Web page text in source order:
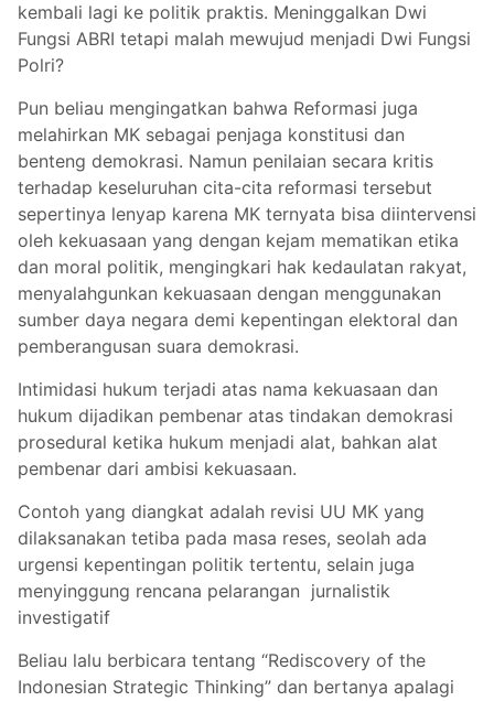
kembali lagi ke politik praktis. Meninggalkan Dwi
Fungsi ABRI tetapi malah mewujud menjadi Dwi Fungsi
Polri?
Pun beliau mengingatkan bahwa Reformasi juga
melahirkan MK sebagai penjaga konstitusi dan
benteng demokrasi. Namun penilaian secara kritis
terhadap keseluruhan cita-cita reformasi tersebut
sepertinya lenyap karena MK ternyata bisa diintervensi
oleh kekuasaan yang dengan kejam mematikan etika
dan moral politik, mengingkari hak kedaulatan rakyat,
menyalahgunkan kekuasaan dengan menggunakan
sumber daya negara demi kepentingan elektoral dan
pemberangusan suara demokrasi.
Intimidasi hukum terjadi atas nama kekuasaan dan
hukum dijadikan pembenar atas tindakan demokrasi
prosedural ketika hukum menjadi alat, bahkan alat
pembenar dari ambisi kekuasaan.
Contoh yang diangkat adalah revisi UU MK yang
dilaksanakan tetiba pada masa reses, seolah ada
urgensi kepentingan politik tertentu, selain juga
menyinggung rencana pelarangan jurnalistik
investigatif
Beliau lalu berbicara tentang “Rediscovery of the
Indonesian Strategic Thinking” dan bertanya apalagi